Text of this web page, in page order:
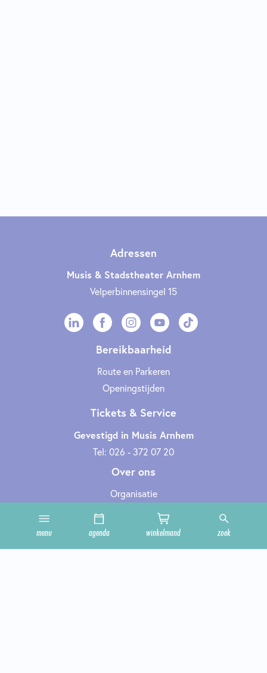
menu agenda winkelmand zoek
Adressen
Musis & Stadstheater Arnhem
Velperbinnensingel 15
Bereikbaarheid
Route en Parkeren
Openingstijden
Tickets & Service
Gevestigd in Musis Arnhem
Tel: 026 - 372 07 20
Over ons
Organisatie
Cultuurclub